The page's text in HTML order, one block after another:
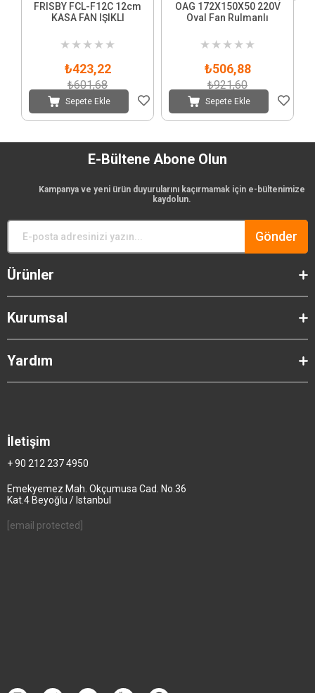
FRISBY FCL-F12C 12cm
KASA FAN IŞIKLI
★ ★ ★ ★ ★
₺423,22
₺601,68
Sepete Ekle
OAG 172X150X50 220V
Oval Fan Rulmanlı
★ ★ ★ ★ ★
₺506,88
₺921,60
Sepete Ekle
E-Bültene Abone Olun
Kampanya ve yeni ürün duyurularını kaçırmamak için e-bültenimize
kaydolun.
Gönder
Ürünler
Kurumsal
Yardım
İletişim
+ 90 212 237 4950
Emekyemez Mah. Okçumusa Cad. No.36
Kat.4 Beyoğlu / Istanbul
[email protected]